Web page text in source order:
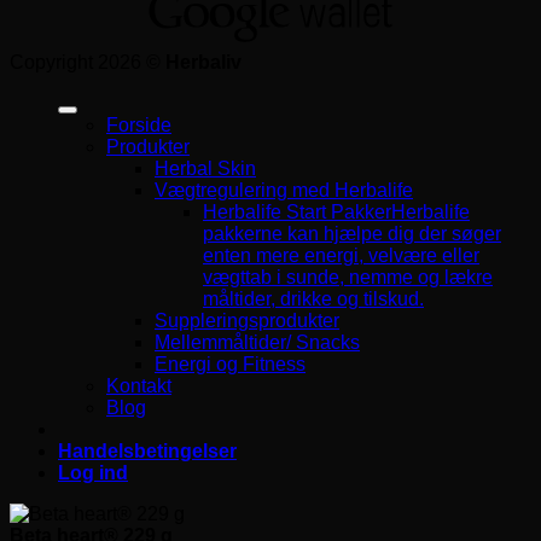
Forside
Produkter
Herbal Skin
Vægtregulering med Herbalife
Herbalife Start PakkerHerbalife
pakkerne kan hjælpe dig der søger
enten mere energi, velvære eller
vægttab i sunde, nemme og lækre
måltider, drikke og tilskud.
Suppleringsprodukter
Mellemmåltider/ Snacks
Energi og Fitness
Kontakt
Blog
Handelsbetingelser
Log ind